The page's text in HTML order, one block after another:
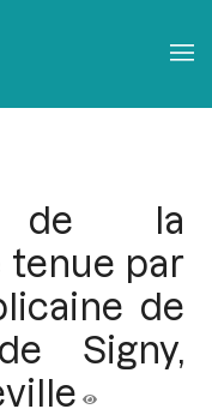
de la
tenue par
de
Signy,